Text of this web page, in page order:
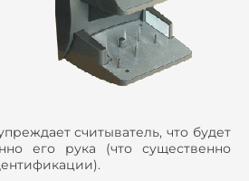
считыватель, что будет
его рука (что существенно